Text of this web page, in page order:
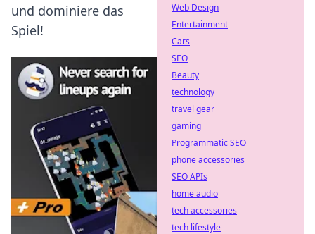
und dominiere das
Spiel!
Web Design
Entertainment
Cars
SEO
Beauty
technology
travel gear
gaming
Programmatic SEO
phone accessories
SEO APIs
home audio
tech accessories
tech lifestyle